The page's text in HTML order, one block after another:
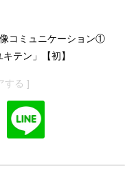
コミュニケーション①
テン」【初】
する ]